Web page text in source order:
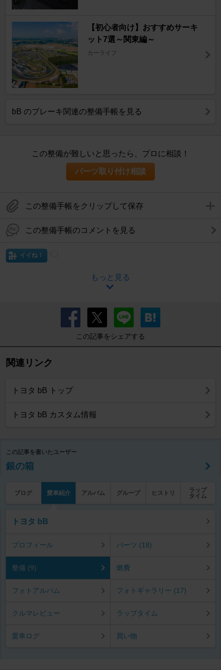
【初心者向け】おすすめサーキ
ット7選～関東編～
カーライフ
bB のブレーキ関連の整備手帳を見る
この整備が難しいと思ったら、プロに相談！
パーツ取り付け相談
この整備手帳をクリップして保存
この整備手帳のコメントを見る
イイね！
もっと見る
この記事をシェアする
関連リンク
トヨタ bB トップ
トヨタ bB カスタム情報
この記事を書いたユーザー
銀の箱
ブログ 愛車紹介 アルバム グループ ヒストリ
ラップ
タイム
トヨタ bB
プロフィール パーツ (18)
整備 (9) 燃費
フォトアルバム フォトギャラリー (17)
クルマレビュー ラップタイム
愛車ログ 買い物